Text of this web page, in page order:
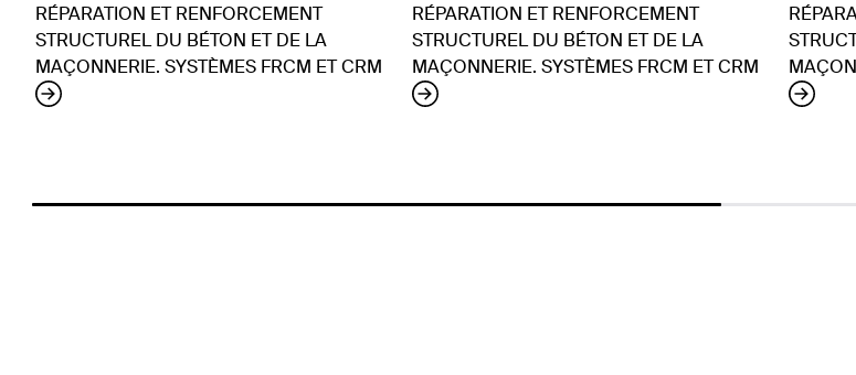
RÉPARATION ET RENFORCEMENT
STRUCTUREL DU BÉTON ET DE LA
MAÇONNERIE. SYSTÈMES FRCM ET CRM
RÉPARATION ET RENFORCEMENT
STRUCTUREL DU BÉTON ET DE LA
MAÇONNERIE. SYSTÈMES FRCM ET CRM